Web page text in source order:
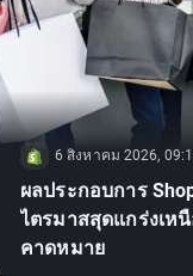
6 สิงหาคม 2026,
ผลประกอบการ
ไตรมาสสุดแกร่งเห
คาดหมาย